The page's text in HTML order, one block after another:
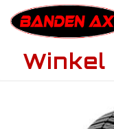
Winkel